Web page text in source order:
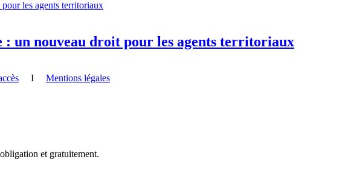
: un nouveau droit pour les agents territoriaux
I Mentions légales
et gratuitement.